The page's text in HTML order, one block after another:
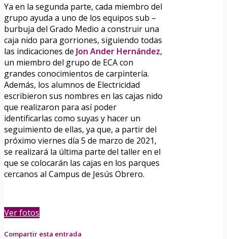
Ya en la segunda parte, cada miembro del
grupo ayuda a uno de los equipos sub –
burbuja del Grado Medio a construir una
caja nido para gorriones, siguiendo todas
las indicaciones de Jon Ander Hernández,
un miembro del grupo de ECA con
grandes conocimientos de carpintería.
Además, los alumnos de Electricidad
escribieron sus nombres en las cajas nido
que realizaron para así poder
identificarlas como suyas y hacer un
seguimiento de ellas, ya que, a partir del
próximo viernes día 5 de marzo de 2021,
se realizará la última parte del taller en el
que se colocarán las cajas en los parques
cercanos al Campus de Jesús Obrero.
Ver fotos
Compartir esta entrada